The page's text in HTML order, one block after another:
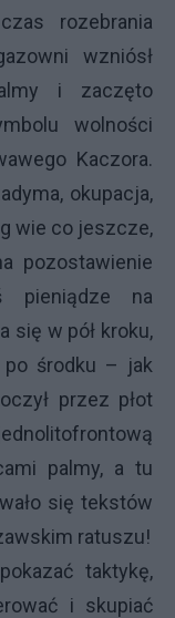
rozebrania
wzniósł
i zaczęto
wolności
Kaczora.
okupacja,
wie co jeszcze,
pozostawienie
na
się w pół kroku,
po środku – jak
przez płot
palmy, a tu
się tekstów
ratuszu!
taktykę,
i skupiać